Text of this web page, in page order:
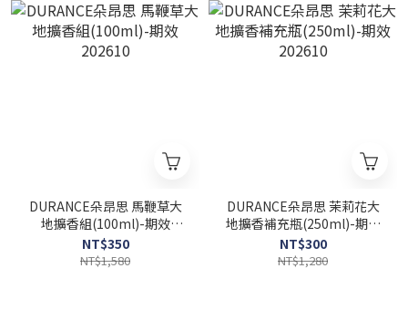
DURANCE朵昂思 馬鞭草大
地擴香組(100ml)-期效
202610
NT$350
NT$1,580
DURANCE朵昂思 茉莉花大
地擴香補充瓶(250ml)-期效
202610
NT$300
NT$1,280